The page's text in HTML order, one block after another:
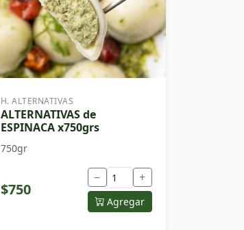
H. ALTERNATIVAS
ALTERNATIVAS de
ESPINACA x750grs
750gr
$750
− +
Agregar